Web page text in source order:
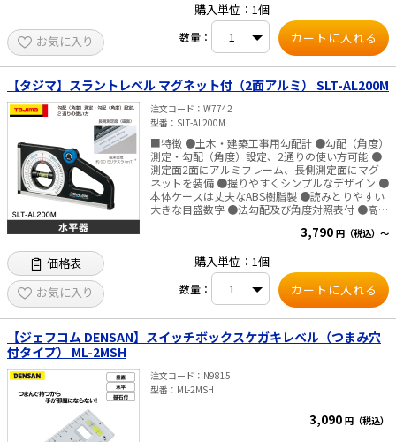
お気に入り
購入単位：1個
数量：
【タジマ】スラントレベル マグネット付（2面アルミ） SLT-AL200M
注文コード
W7742
型番
SLT-AL200M
■特徴 ●土木・建築工事用勾配計 ●勾配（角度）
測定・勾配（角度）設定、2通りの使い方可能 ●
測定面2面にアルミフレーム、長側測定面にマグ
ネットを装備 ●握りやすくシンプルなデザイン ●
本体ケースは丈夫なABS樹脂製 ●読みとりやすい
大きな目盛数字 ●法勾配及び角度対照表付 ●高精
読取角度：2° ・測定範囲：130°-0°-130° ・目盛仕
し） ※1分＝1／10割、1割、1.2割、1.5割、1.8
割、2割 ・精度：±1.25mm／1m（＝0.072°） ・
指標線 数：4本（左右2本） 形式：インサート金
属リング ・付属物：法勾配及び角度対照表付、マ
グネット付（長側測定面） ・材質 本体：ABS樹脂
フレーム：アルミ 気泡管：アクリル ・製品重量：
392g
3,790 円（税込）～
価格表
お気に入り
購入単位：1個
数量：
【ジェフコム DENSAN】スイッチボックスケガキレベル（つまみ穴
付タイプ） ML-2MSH
注文コード
N9815
型番
ML-2MSH
3,090 円（税込）